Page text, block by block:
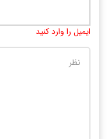
ایمیل را وارد کنید